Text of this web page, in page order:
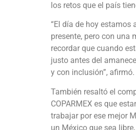
los retos que el país
“El día de hoy estamos
presente, pero con una
recordar que cuando
justo antes del
y con inclusión”, afirmó.
También resaltó el
COPARMEX es que
trabajar por ese mejor
un México que sea